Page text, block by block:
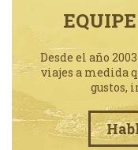
Desde el año
viajes a medida
gustos,